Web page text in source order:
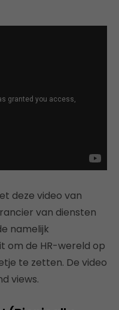
deze video van
van diensten
namelijk
om de HR-wereld op
te zetten. De video
views.